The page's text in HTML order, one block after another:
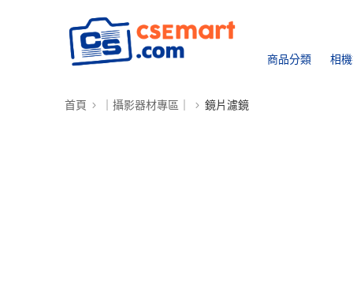
商品分類 相
首頁 ｜攝影器材專區｜ 鏡片濾鏡